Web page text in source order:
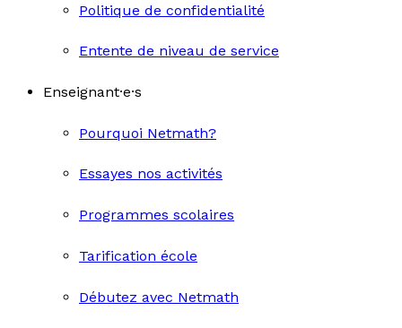
Politique de confidentialité
Entente de niveau de service
Enseignant·e·s
Pourquoi Netmath?
Essayes nos activités
Programmes scolaires
Tarification école
Débutez avec Netmath